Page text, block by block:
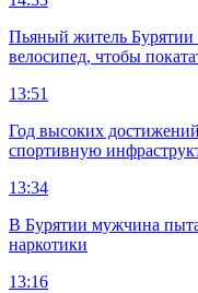
Пьяный житель Бурятии
велосипед, чтобы
13:51
Год высоких
спортивную
13:34
В Бурятии мужчина
наркотики
13:16